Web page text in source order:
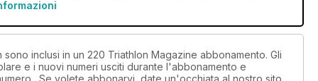
inclusi in un 220 Triathlon Magazine abbonamento. Gli
e i nuovi numeri usciti durante l'abbonamento e